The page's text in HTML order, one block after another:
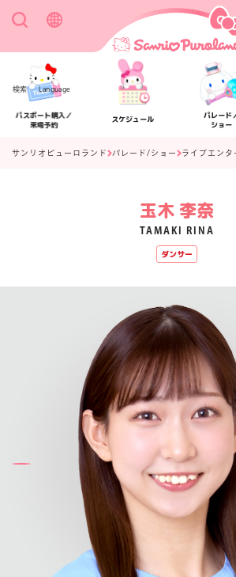
検索 Language
パスポート購入／
来場予約
スケジュール
パレード
ショー
サ
よくあるご質問 ニ
サンリオピューロランド パレード/ショー ライブエンタ
玉木 李奈
TAMAKI RINA
ダンサー